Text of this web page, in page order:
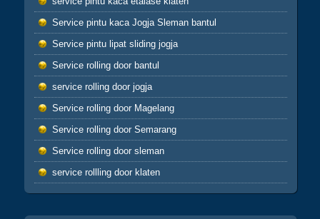
hikmah 4
Apabila telah ditunaikan sholat,maka
bertebaranlah kamu dimuka bumi dan carilah
karunia Allah dan ingatlah allah banyak-
banyak agar kamu beruntung (Q.S.62:10)
Sahabatku..karunia Allah tak hanya berbentuk
uang,bisa
ilmu,hikmah,kesehatan,silaturahmi,kekuatan
iman dan lain-lain. Insyaallah semua jadi
ibadah
Service pintu kaca Jogja Sleman bantul
Service pintu lipat sliding jogja
Service rolling door bantul
service rolling door jogja
Service rolling door Magelang
Service rolling door Semarang
Service rolling door sleman
service rollling door klaten